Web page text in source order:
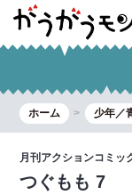
ホーム 少年／
月刊アクションコミッ
つぐもも 7